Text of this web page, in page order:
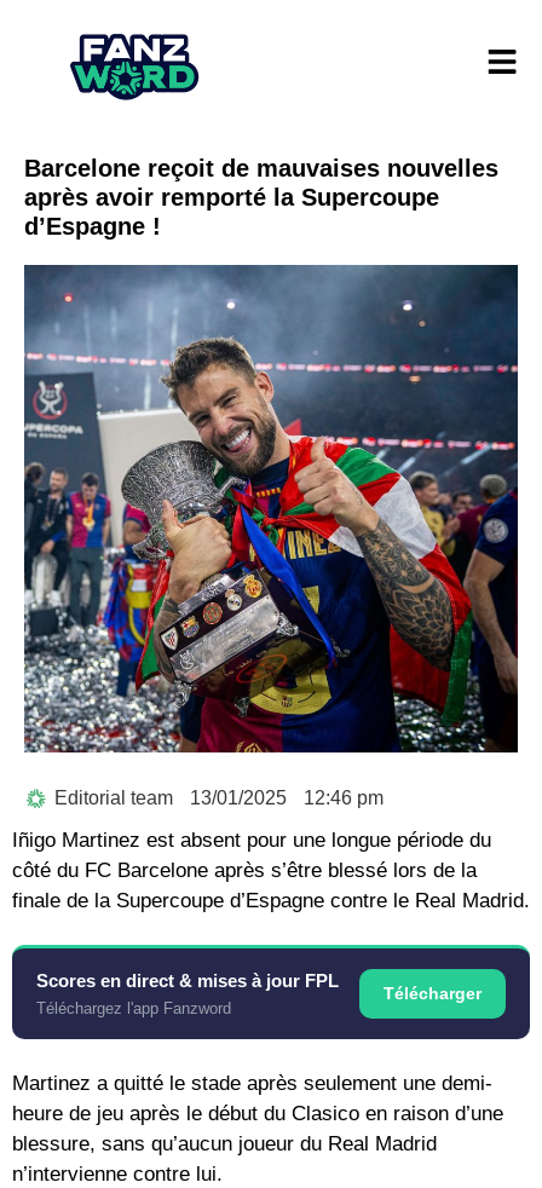
Barcelone reçoit de mauvaises nouvelles
après avoir remporté la Supercoupe
d’Espagne !
Editorial team 13/01/2025 12:46 pm
Iñigo Martinez est absent pour une longue période du
côté du FC Barcelone après s’être blessé lors de la
finale de la Supercoupe d’Espagne contre le Real Madrid.
Scores en direct & mises à jour FPL
Téléchargez l'app Fanzword
Télécharger
Martinez a quitté le stade après seulement une demi-
heure de jeu après le début du Clasico en raison d’une
blessure, sans qu’aucun joueur du Real Madrid
n’intervienne contre lui.